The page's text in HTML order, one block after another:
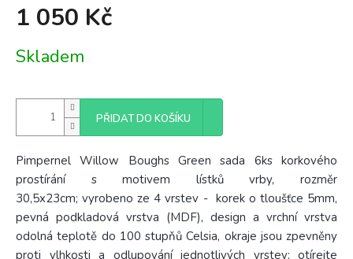
1 050 Kč
cena:
Skladem
PŘIDAT DO KOŠÍKU
Pimpernel Willow Boughs Green sada 6ks korkového
prostírání s motivem lístků vrby, rozměr
30,5x23cm; vyrobeno ze 4 vrstev - korek o tloušťce 5mm,
pevná podkladová vrstva (MDF), design a vrchní vrstva
odolná teplotě do 100 stupňů Celsia, okraje jsou zpevněny
proti vlhkosti a odlupování jednotlivých vrstev; otírejte